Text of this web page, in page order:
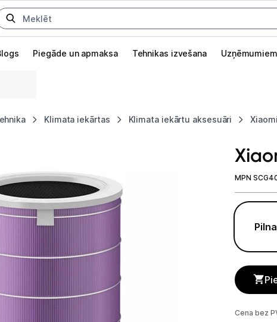
galveno saturu
Piegāde un apmaksa Tehnikas izvešana Uzņēmumiem
Klimata iekārtas Klimata iekārtu aksesuāri
Telefoni, planšetdatori
vai deaktivizēšanai visā lapā.
MPN
Cena bez